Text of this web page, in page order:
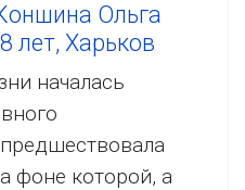
Ольга
лет, Харьков
началась
фоне которой, а